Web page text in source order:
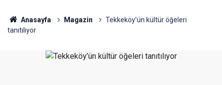
Anasayfa Magazin
Tekkeköy’ün kültür öğeleri
tanıtılıyor